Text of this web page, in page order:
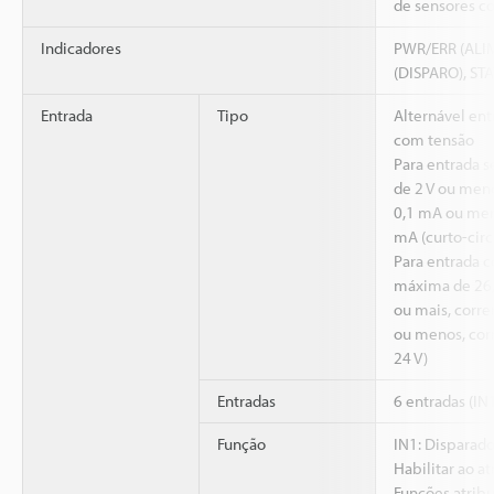
de sensores
Indicadores
PWR/ERR
(DISPARO),
Entrada Tipo
Alternável
com tensão
Para entrada
de 2 V ou
0,1 mA ou
mA (curto-
Para entrada
máxima de
ou mais,
ou menos,
24 V)
Entradas 6 entradas
Função
IN1:
Habilitar ao